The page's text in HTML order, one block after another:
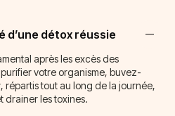
d’une détox réussie
après les excès des
purifier votre organisme, buvez-
, répartis tout au long de la journée,
drainer les toxines.